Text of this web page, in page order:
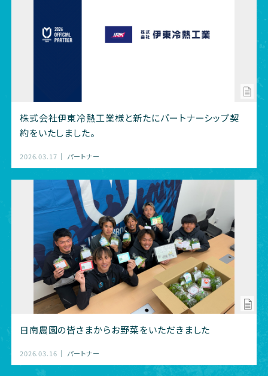
株式会社伊東冷熱工業様と新たにパートナーシップ契
約をいたしました。
2026.03.17 パートナー
日南農園の皆さまからお野菜をいただきました
2026.03.16 パートナー